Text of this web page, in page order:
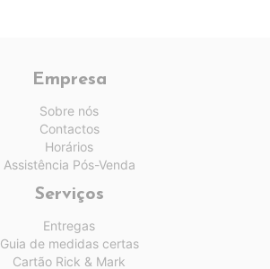
Empresa
Sobre nós
Contactos
Horários
Assistência Pós-Venda
Serviços
Entregas
Guia de medidas certas
Cartão Rick & Mark